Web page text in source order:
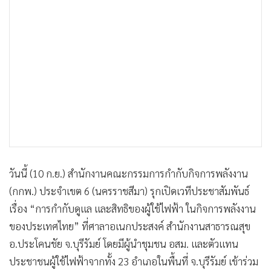
วันนี้ (10 ก.ย.) สำนักงานคณะกรรมการกำกับกิจการพลังงาน
(กกพ.) ประจำเขต 6 (นครราชสีมา) รุกเปิดเวทีประชาสัมพันธ์
เรื่อง “การกำกับดูแล และสิทธิของผู้ใช้ไฟฟ้า ในกิจการพลังงาน
ของประเทศไทย” ที่ศาลาอเนกประสงค์ สำนักงานสาธารณสุข
อ.ประโคนชัย จ.บุรีรัมย์ โดยมีผู้นำชุมชน อสม. และตัวแทน
ประชาชนผู้ใช้ไฟฟ้าจากทั้ง 23 อำเภอในพื้นที่ จ.บุรีรัมย์ เข้าร่วม